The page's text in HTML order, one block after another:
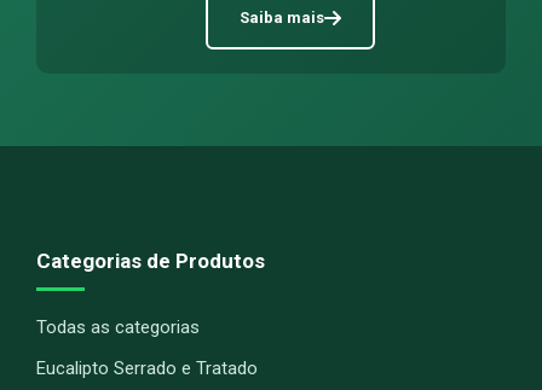
Saiba mais
Categorias de Produtos
Todas as categorias
Eucalipto Serrado e Tratado